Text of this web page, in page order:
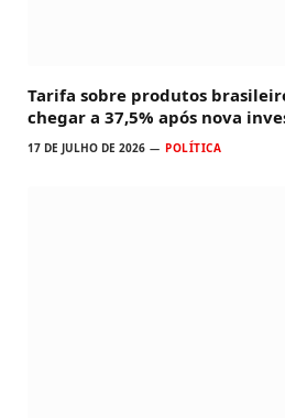
Tarifa sobre produtos
chegar a 37,5% após nova
17 DE JULHO DE 2026 POLÍTICA